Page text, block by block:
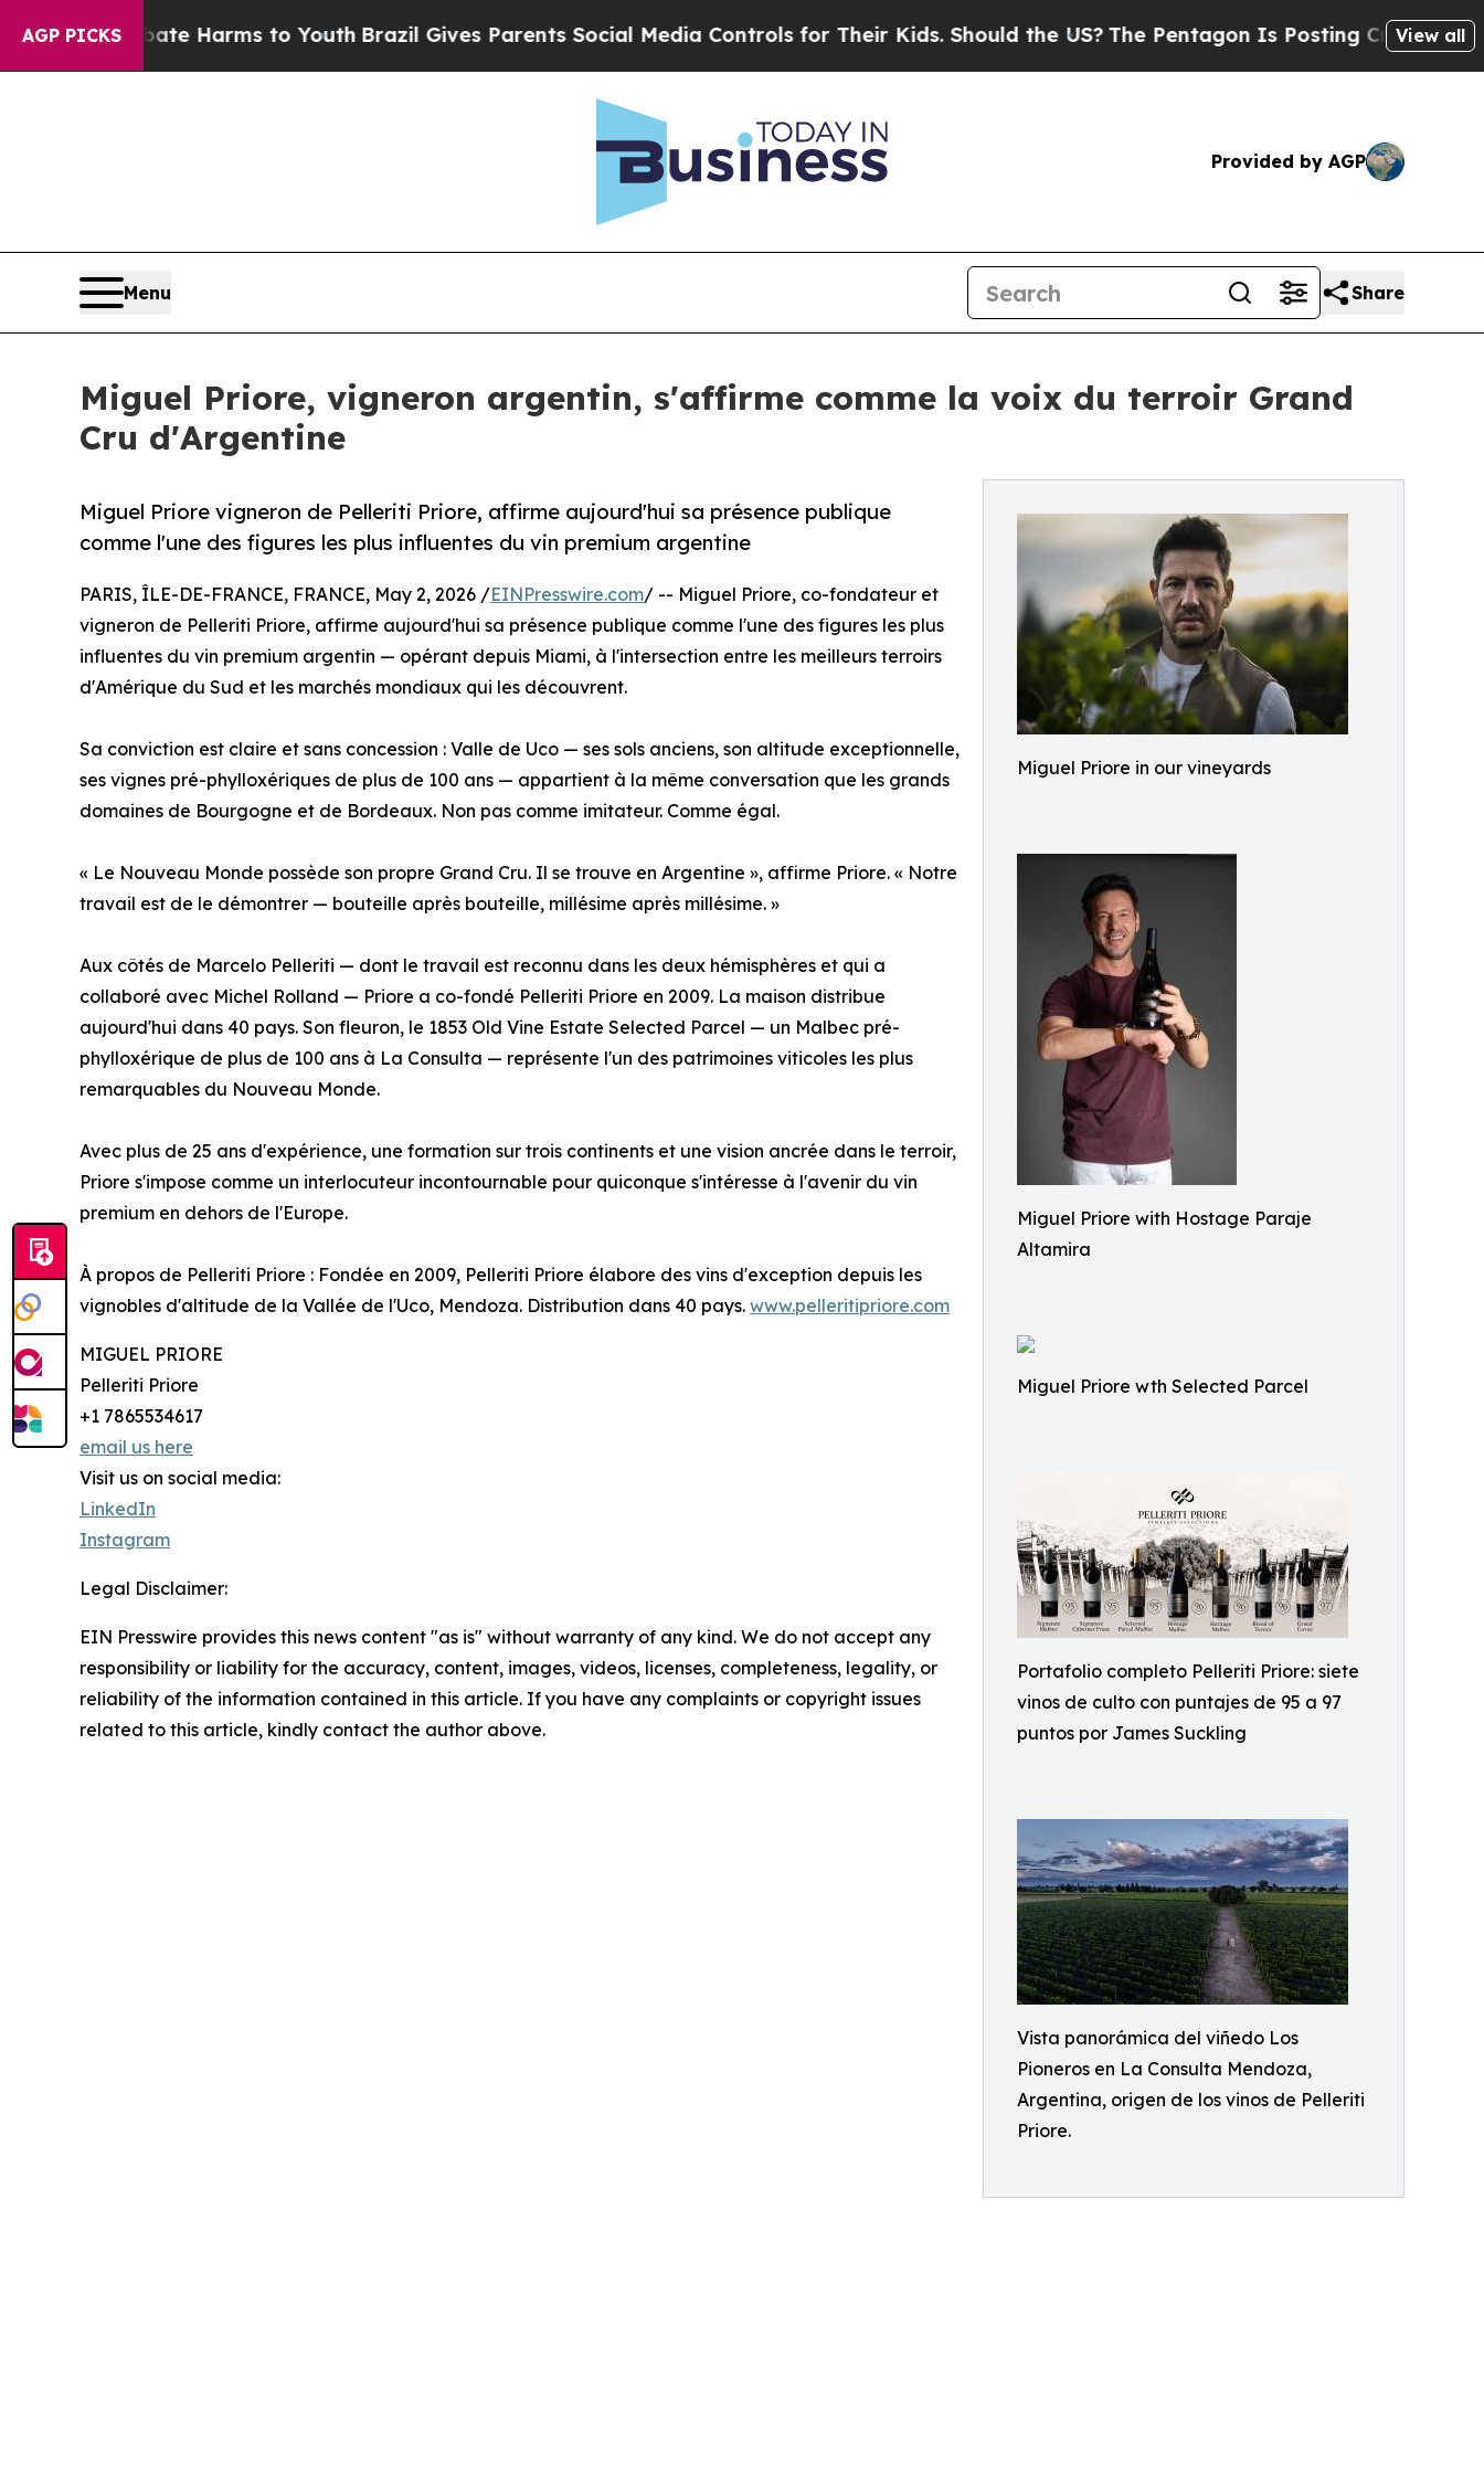
AGP PICKS
to Abate Harms to YouthBrazil Gives Parents Social Media Controls for Their Kids. Should the US? The Pentagon Is Posting Cryptic BiblicalView all
Provided by AGP
Menu Share
Miguel Priore, vigneron argentin, s'affirme comme la voix du terroir Grand
Cru d'Argentine
Miguel Priore in our vineyards
Miguel Priore with Hostage Paraje
Altamira
Miguel Priore wth Selected Parcel
Portafolio completo Pelleriti Priore: siete
vinos de culto con puntajes de 95 a 97
puntos por James Suckling
Vista panorámica del viñedo Los
Pioneros en La Consulta Mendoza,
Argentina, origen de los vinos de Pelleriti
Priore.
Miguel Priore vigneron de Pelleriti Priore, affirme aujourd'hui sa présence publique
comme l'une des figures les plus influentes du vin premium argentine
PARIS, ÎLE-DE-FRANCE, FRANCE, May 2, 2026 /EINPresswire.com/ -- Miguel Priore, co-fondateur et
vigneron de Pelleriti Priore, affirme aujourd'hui sa présence publique comme l'une des figures les plus
influentes du vin premium argentin — opérant depuis Miami, à l'intersection entre les meilleurs terroirs
d'Amérique du Sud et les marchés mondiaux qui les découvrent.
Sa conviction est claire et sans concession : Valle de Uco — ses sols anciens, son altitude exceptionnelle,
ses vignes pré-phylloxériques de plus de 100 ans — appartient à la même conversation que les grands
domaines de Bourgogne et de Bordeaux. Non pas comme imitateur. Comme égal.
« Le Nouveau Monde possède son propre Grand Cru. Il se trouve en Argentine », affirme Priore. « Notre
travail est de le démontrer — bouteille après bouteille, millésime après millésime. »
Aux côtés de Marcelo Pelleriti — dont le travail est reconnu dans les deux hémisphères et qui a
collaboré avec Michel Rolland — Priore a co-fondé Pelleriti Priore en 2009. La maison distribue
aujourd'hui dans 40 pays. Son fleuron, le 1853 Old Vine Estate Selected Parcel — un Malbec pré-
phylloxérique de plus de 100 ans à La Consulta — représente l'un des patrimoines viticoles les plus
remarquables du Nouveau Monde.
Avec plus de 25 ans d'expérience, une formation sur trois continents et une vision ancrée dans le terroir,
Priore s'impose comme un interlocuteur incontournable pour quiconque s'intéresse à l'avenir du vin
premium en dehors de l'Europe.
À propos de Pelleriti Priore : Fondée en 2009, Pelleriti Priore élabore des vins d'exception depuis les
vignobles d'altitude de la Vallée de l'Uco, Mendoza. Distribution dans 40 pays. www.pelleritipriore.com
MIGUEL PRIORE
Pelleriti Priore
+1 7865534617
email us here
Visit us on social media:
LinkedIn
Instagram
Legal Disclaimer:
EIN Presswire provides this news content "as is" without warranty of any kind. We do not accept any
responsibility or liability for the accuracy, content, images, videos, licenses, completeness, legality, or
reliability of the information contained in this article. If you have any complaints or copyright issues
related to this article, kindly contact the author above.